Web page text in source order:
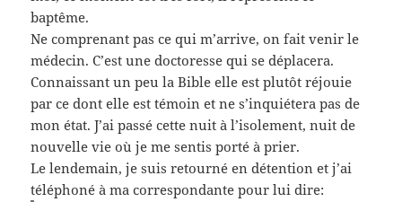
baptême.
Ne comprenant pas ce qui m’arrive, on fait venir le
médecin. C’est une doctoresse qui se déplacera.
Connaissant un peu la Bible elle est plutôt réjouie
par ce dont elle est témoin et ne s’inquiétera pas de
mon état. J’ai passé cette nuit à l’isolement, nuit de
nouvelle vie où je me sentis porté à prier.
Le lendemain, je suis retourné en détention et j’ai
téléphoné à ma correspondante pour lui dire: